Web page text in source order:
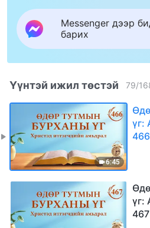
Messenger дээр
барих
Үүнтэй ижил төстэй 79/
6:45
үг:
466
үг:
467